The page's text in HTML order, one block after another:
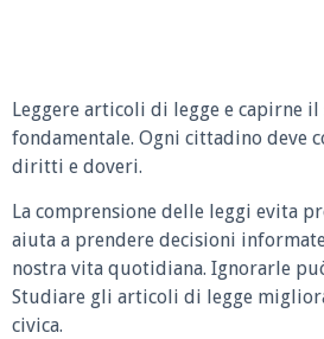
Leggere articoli di legge e capirne
fondamentale. Ogni cittadino deve
diritti e doveri.
La comprensione delle leggi evita
aiuta a prendere decisioni
nostra vita quotidiana. Ignorarle
Studiare gli articoli di legge
civica.